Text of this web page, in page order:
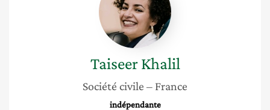
Taiseer Khalil
Société civile – France
indépendante